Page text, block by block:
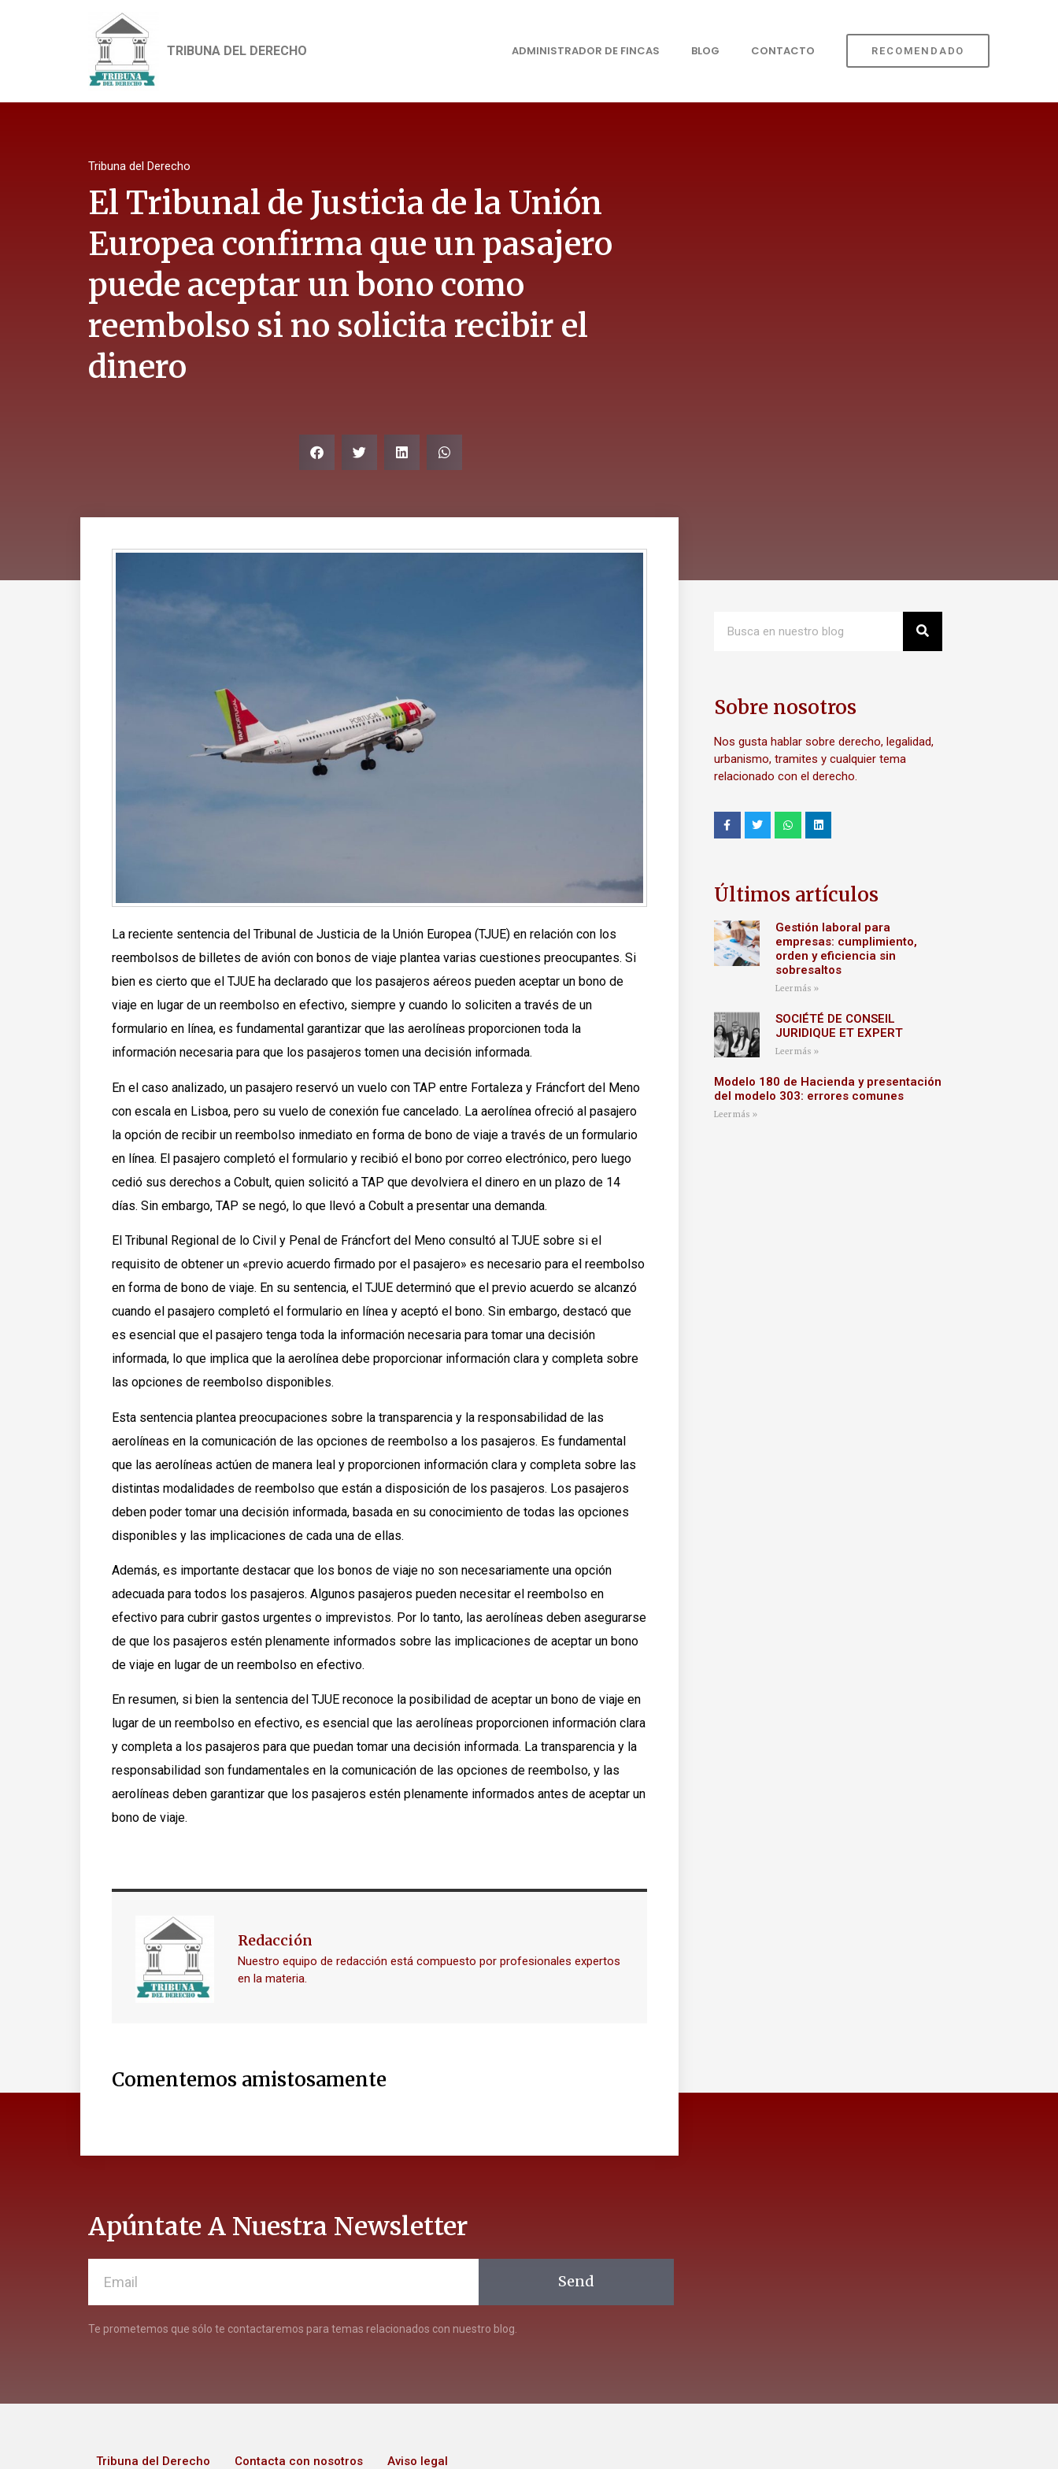
TRIBUNA DEL DERECHO ADMINISTRADOR DE FINCAS BLOG CONTACTO RECOMENDADO
Tribuna del Derecho
El Tribunal de Justicia de la Unión
Europea confirma que un pasajero
puede aceptar un bono como
reembolso si no solicita recibir el
dinero
La reciente sentencia del Tribunal de Justicia de la Unión Europea (TJUE) en relación con los
reembolsos de billetes de avión con bonos de viaje plantea varias cuestiones preocupantes. Si
bien es cierto que el TJUE ha declarado que los pasajeros aéreos pueden aceptar un bono de
viaje en lugar de un reembolso en efectivo, siempre y cuando lo soliciten a través de un
formulario en línea, es fundamental garantizar que las aerolíneas proporcionen toda la
información necesaria para que los pasajeros tomen una decisión informada.
En el caso analizado, un pasajero reservó un vuelo con TAP entre Fortaleza y Fráncfort del Meno
con escala en Lisboa, pero su vuelo de conexión fue cancelado. La aerolínea ofreció al pasajero
la opción de recibir un reembolso inmediato en forma de bono de viaje a través de un formulario
en línea. El pasajero completó el formulario y recibió el bono por correo electrónico, pero luego
cedió sus derechos a Cobult, quien solicitó a TAP que devolviera el dinero en un plazo de 14
días. Sin embargo, TAP se negó, lo que llevó a Cobult a presentar una demanda.
El Tribunal Regional de lo Civil y Penal de Fráncfort del Meno consultó al TJUE sobre si el
requisito de obtener un «previo acuerdo firmado por el pasajero» es necesario para el reembolso
en forma de bono de viaje. En su sentencia, el TJUE determinó que el previo acuerdo se alcanzó
cuando el pasajero completó el formulario en línea y aceptó el bono. Sin embargo, destacó que
es esencial que el pasajero tenga toda la información necesaria para tomar una decisión
informada, lo que implica que la aerolínea debe proporcionar información clara y completa sobre
las opciones de reembolso disponibles.
Esta sentencia plantea preocupaciones sobre la transparencia y la responsabilidad de las
aerolíneas en la comunicación de las opciones de reembolso a los pasajeros. Es fundamental
que las aerolíneas actúen de manera leal y proporcionen información clara y completa sobre las
distintas modalidades de reembolso que están a disposición de los pasajeros. Los pasajeros
deben poder tomar una decisión informada, basada en su conocimiento de todas las opciones
disponibles y las implicaciones de cada una de ellas.
Además, es importante destacar que los bonos de viaje no son necesariamente una opción
adecuada para todos los pasajeros. Algunos pasajeros pueden necesitar el reembolso en
efectivo para cubrir gastos urgentes o imprevistos. Por lo tanto, las aerolíneas deben asegurarse
de que los pasajeros estén plenamente informados sobre las implicaciones de aceptar un bono
de viaje en lugar de un reembolso en efectivo.
En resumen, si bien la sentencia del TJUE reconoce la posibilidad de aceptar un bono de viaje en
lugar de un reembolso en efectivo, es esencial que las aerolíneas proporcionen información clara
y completa a los pasajeros para que puedan tomar una decisión informada. La transparencia y la
responsabilidad son fundamentales en la comunicación de las opciones de reembolso, y las
aerolíneas deben garantizar que los pasajeros estén plenamente informados antes de aceptar un
bono de viaje.
Redacción
Nuestro equipo de redacción está compuesto por profesionales expertos
en la materia.
Comentemos amistosamente
Sobre nosotros
Nos gusta hablar sobre derecho, legalidad,
urbanismo, tramites y cualquier tema
relacionado con el derecho.
Últimos artículos
Gestión laboral para
empresas: cumplimiento,
orden y eficiencia sin
sobresaltos
Leer más »
SOCIÉTÉ DE CONSEIL
JURIDIQUE ET EXPERT
Leer más »
Modelo 180 de Hacienda y presentación
del modelo 303: errores comunes
Leer más »
Apúntate A Nuestra Newsletter
Send
Te prometemos que sólo te contactaremos para temas relacionados con nuestro blog.
Tribuna del Derecho Contacta con nosotros Aviso legal